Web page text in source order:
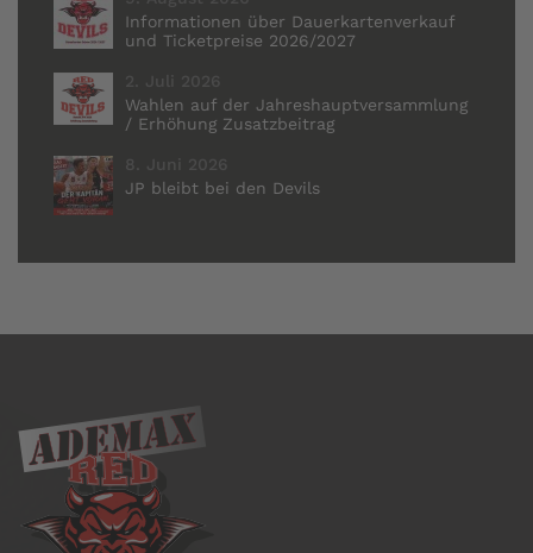
Informationen über Dauerkartenverkauf
und Ticketpreise 2026/2027
2. Juli 2026
Wahlen auf der Jahreshauptversammlung
/ Erhöhung Zusatzbeitrag
8. Juni 2026
JP bleibt bei den Devils